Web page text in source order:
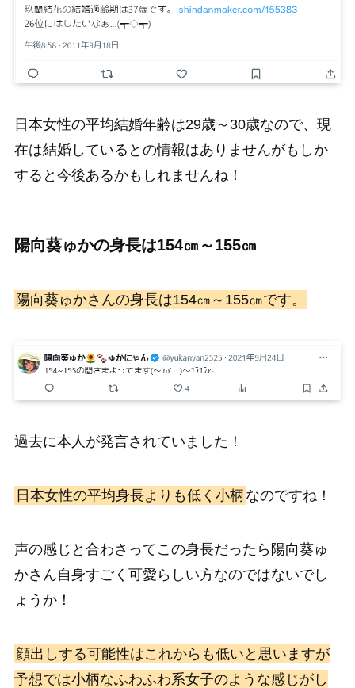
日本女性の平均結婚年齢は29歳～30歳なので、現
在は結婚しているとの情報はありませんがもしか
すると今後あるかもしれませんね！
陽向葵ゅかの身長は154㎝～155㎝
陽向葵ゅかさんの身長は154㎝～155㎝です。
過去に本人が発言されていました！
日本女性の平均身長よりも低く小柄 なのですね！
声の感じと合わさってこの身長だったら陽向葵ゅ
かさん自身すごく可愛らしい方なのではないでし
ょうか！
顔出しする可能性はこれからも低いと思いますが
予想では小柄なふわふわ系女子のような感じがし